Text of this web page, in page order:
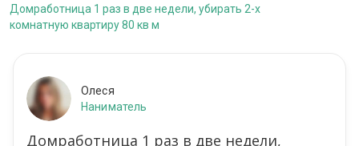
Домработница 1 раз в две недели, убирать 2-х
комнатную квартиру 80 кв м
Олеся
Наниматель
Домработница 1 раз в две недели,